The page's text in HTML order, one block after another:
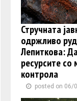
Стручната
одржливо
Лепиткова:
ресурсите со
контрола
posted on 06/